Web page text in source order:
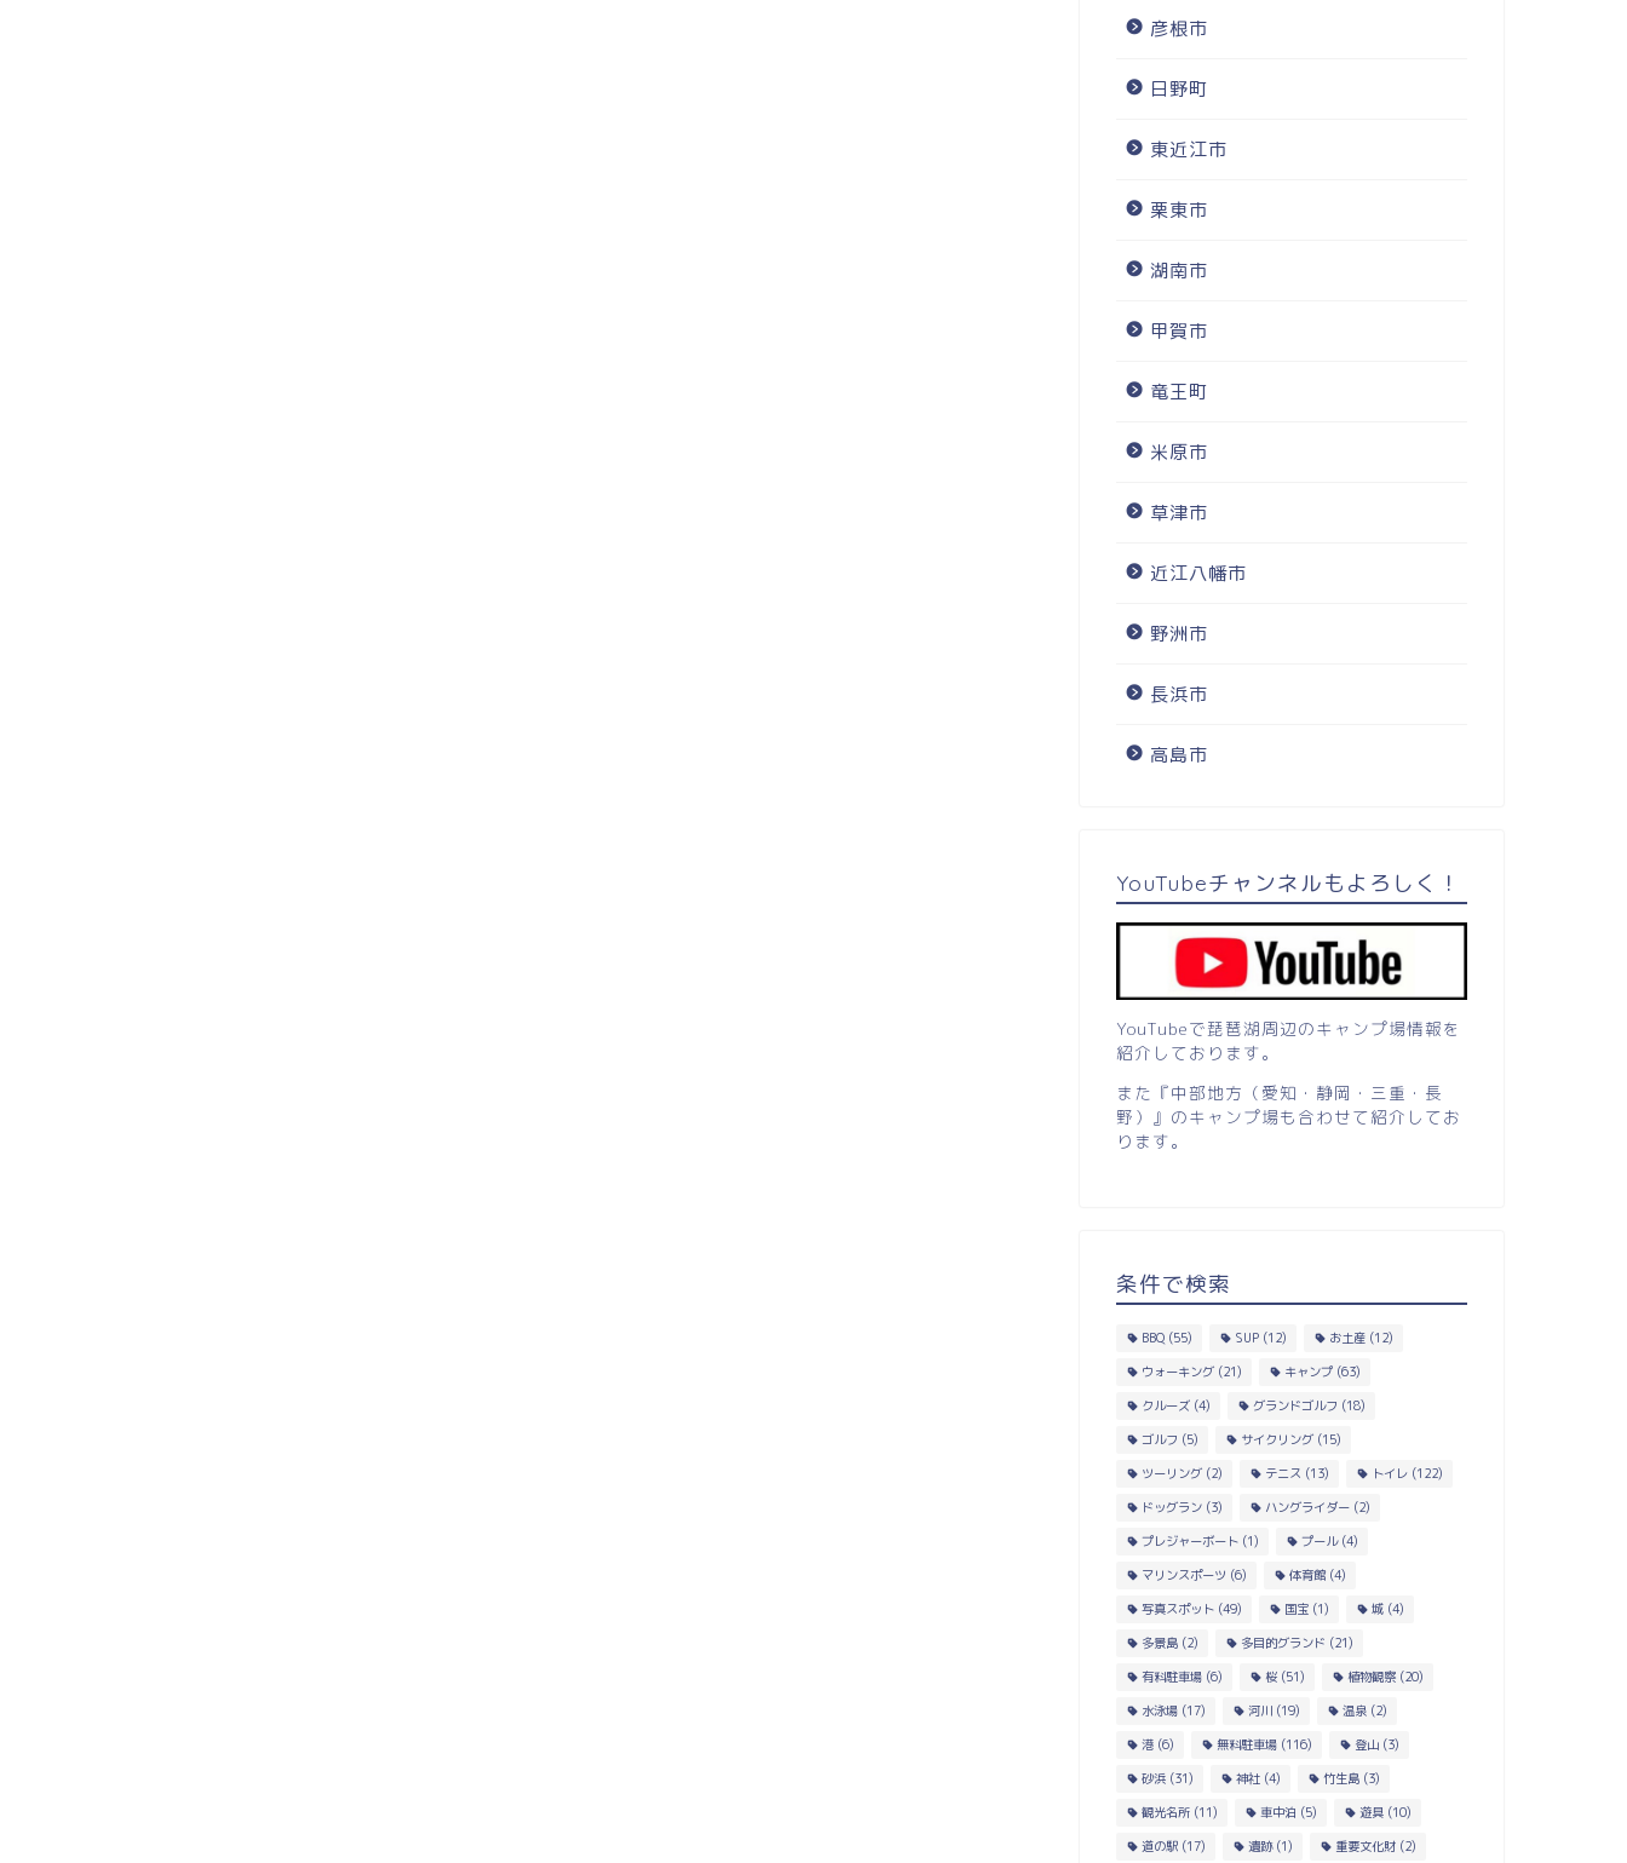
彦根市
日野町
東近江市
栗東市
湖南市
甲賀市
竜王町
米原市
草津市
近江八幡市
野洲市
長浜市
高島市
YouTubeチャンネルもよろしく！
YouTubeで琵琶湖周辺のキャンプ場情報を
紹介しております。
また『中部地方（愛知・静岡・三重・長
野）』のキャンプ場も合わせて紹介してお
ります。
条件で検索
BBQ(55) SUP(12) お土産(12)
ウォーキング(21) キャンプ(63)
クルーズ(4) グランドゴルフ (18)
ゴルフ (5) サイクリング(15)
ツーリング(2) テニス (13) トイレ(122)
ドッグラン(3) ハングライダー(2)
プレジャーボート(1) プール(4)
マリンスポーツ (6) 体育館(4)
写真スポット(49) 国宝(1) 城(4)
多景島(2) 多目的グランド (21)
有料駐車場(6) 桜(51) 植物観察(20)
水泳場(17) 河川(19) 温泉(2)
港(6) 無料駐車場(116) 登山(3)
砂浜(31) 神社(4) 竹生島(3)
観光名所(11) 車中泊 (5) 遊具(10)
道の駅(17) 遺跡(1) 重要文化財(2)